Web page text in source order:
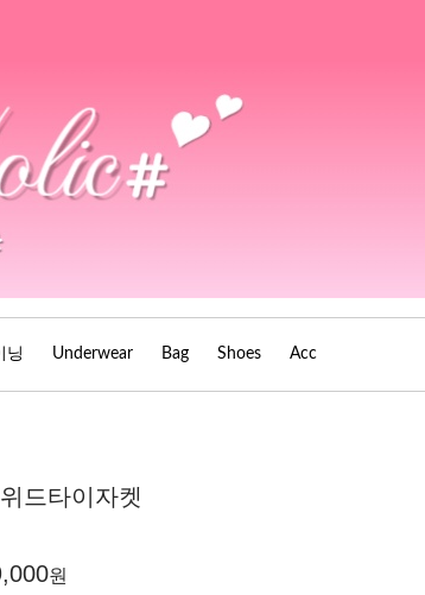
닝 Underwear Bag Shoes Acc
드타이자켓
원